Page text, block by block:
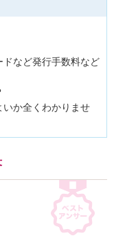
など発行手数料など
か全くわかりませ